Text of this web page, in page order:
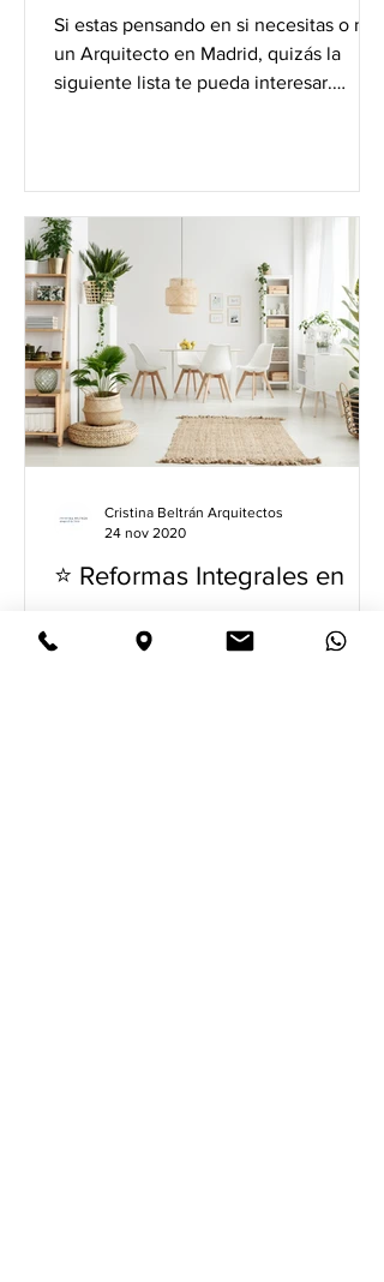
Si estas pensando en si necesitas o no
un Arquitecto en Madrid, quizás la
siguiente lista te pueda interesar.
⭐️ Reformas Integrales en
Cristina Beltrán Arquitectos
24 nov 2020